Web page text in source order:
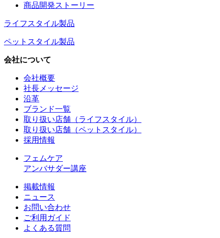
商品開発ストーリー
ライフスタイル製品
ペットスタイル製品
会社について
会社概要
社長メッセージ
沿革
ブランド一覧
取り扱い店舗（ライフスタイル）
取り扱い店舗（ペットスタイル）
採用情報
フェムケア
アンバサダー講座
掲載情報
ニュース
お問い合わせ
ご利用ガイド
よくある質問